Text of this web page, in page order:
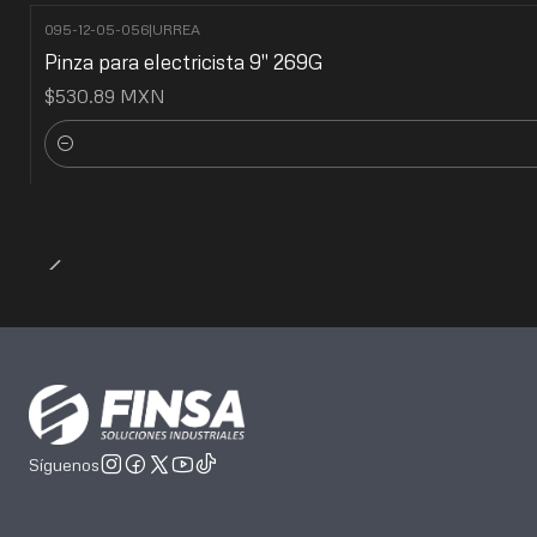
095-12-05-056|URREA
Pinza para electricista 9" 269G
$530.89 MXN
Cantidad
Síguenos